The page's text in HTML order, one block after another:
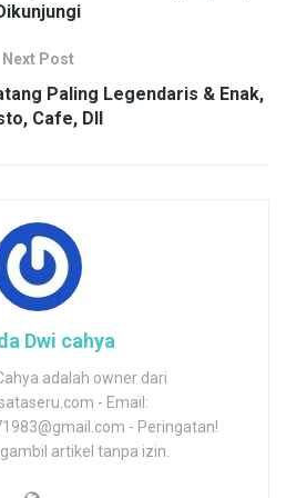
Next Post
Paling Legendaris & Enak,
Cafe, Dll
Dwi cahya
adalah owner dari
- Email:
- Peringatan!
artikel tanpa izin.